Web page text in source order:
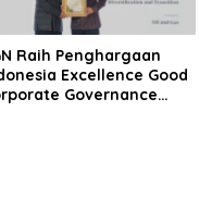
Raih Penghargaan
Excellence Good
Governance